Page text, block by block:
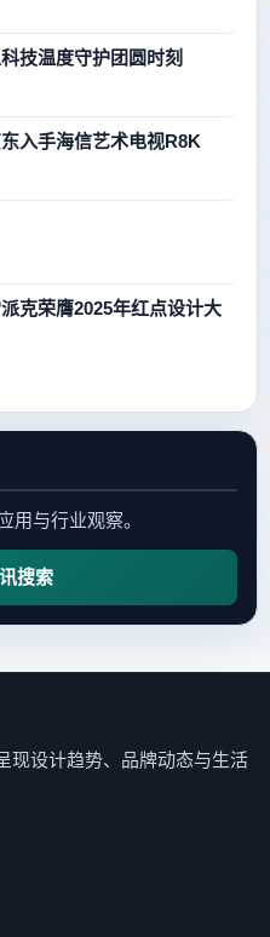
技温度守护团圆时刻
入手海信艺术电视R8K
克荣膺2025年红点设计大
用与行业观察。
搜索
现设计趋势、品牌动态与生活